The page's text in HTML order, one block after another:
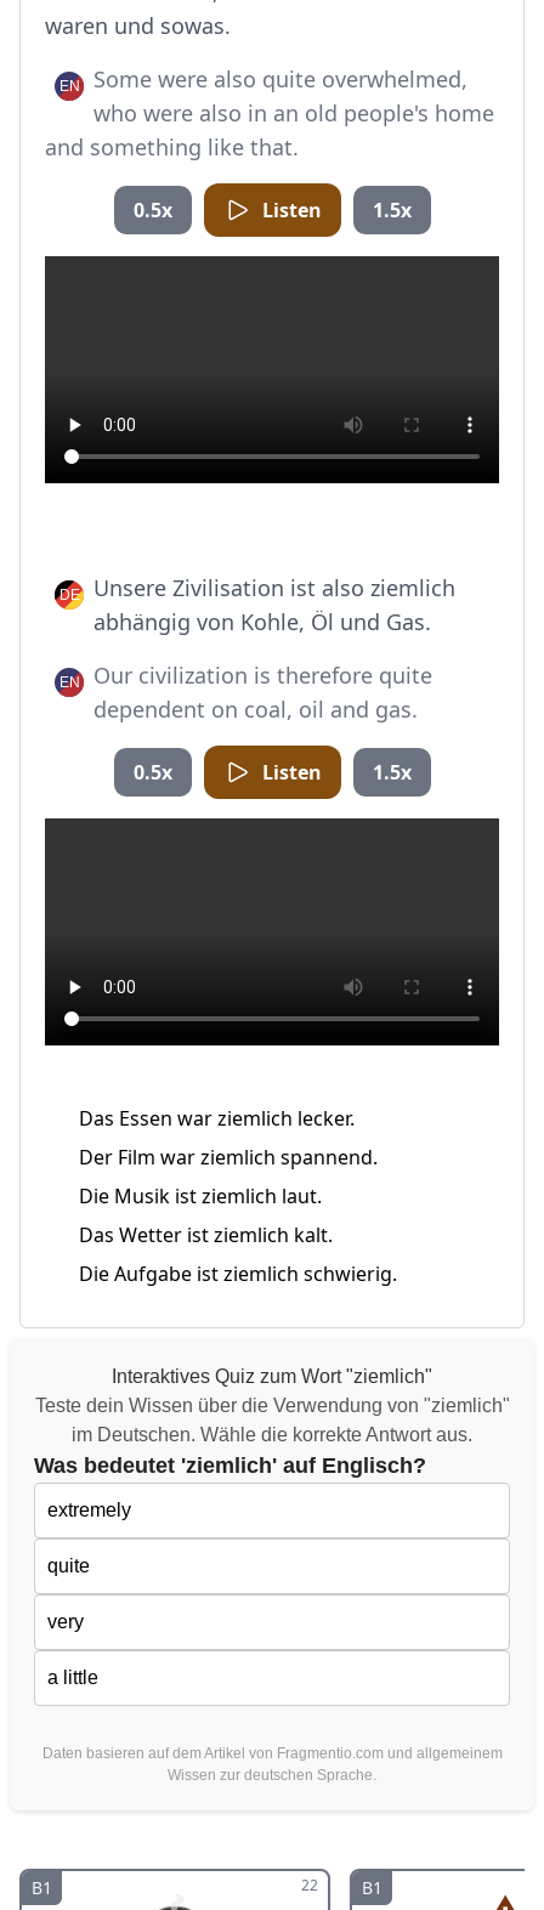
waren und sowas.
Some were also quite overwhelmed,
who were also in an old people's home
and something like that.
0.5x Listen 1.5x
Unsere Zivilisation ist also ziemlich
abhängig von Kohle, Öl und Gas.
Our civilization is therefore quite
dependent on coal, oil and gas.
0.5x Listen 1.5x
Das Essen war ziemlich lecker.
Der Film war ziemlich spannend.
Die Musik ist ziemlich laut.
Das Wetter ist ziemlich kalt.
Die Aufgabe ist ziemlich schwierig.
Interaktives Quiz zum Wort "ziemlich"
Teste dein Wissen über die Verwendung von "ziemlich"
im Deutschen. Wähle die korrekte Antwort aus.
Was bedeutet 'ziemlich' auf Englisch?
extremely
quite
very
a little
Daten basieren auf dem Artikel von Fragmentio.com und allgemeinem
Wissen zur deutschen Sprache.
B1 22 B1